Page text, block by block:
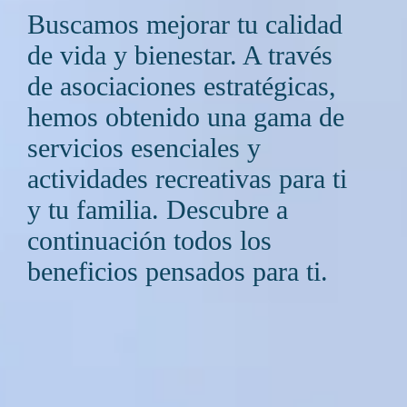
Buscamos mejorar tu calidad
de vida y bienestar. A través
de asociaciones estratégicas,
hemos obtenido una gama de
servicios esenciales y
actividades recreativas para ti
y tu familia. Descubre a
continuación todos los
beneficios pensados para ti.